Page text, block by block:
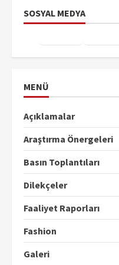
SOSYAL MEDYA
MENÜ
Açıklamalar
Araştırma Önergeleri
Basın Toplantıları
Dilekçeler
Faaliyet Raporları
Fashion
Galeri